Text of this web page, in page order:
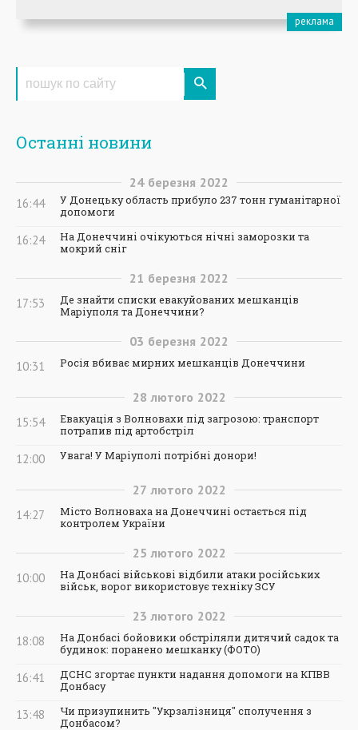
Останні новини
24 березня 2022
16:44
У Донецьку область прибуло 237 тонн гуманітарної
допомоги
16:24
На Донеччині очікуються нічні заморозки та
мокрий сніг
21 березня 2022
17:53
Де знайти списки евакуйованих мешканців
Маріуполя та Донеччини?
03 березня 2022
10:31 Росія вбиває мирних мешканців Донеччини
28 лютого 2022
15:54
Евакуація з Волновахи під загрозою: транспорт
потрапив під артобстріл
12:00 Увага! У Маріуполі потрібні донори!
27 лютого 2022
14:27
Місто Волноваха на Донеччині остається під
контролем України
25 лютого 2022
10:00
На Донбасі військові відбили атаки російських
військ, ворог використовує техніку ЗСУ
23 лютого 2022
18:08
На Донбасі бойовики обстріляли дитячий садок та
будинок: поранено мешканку (ФОТО)
16:41
ДСНС згортає пункти надання допомоги на КПВВ
Донбасу
13:48
Чи призупинить "Укрзалізниця" сполучення з
Донбасом?